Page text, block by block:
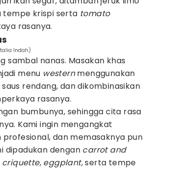
tempe krispi serta tomato
rasanya.
Indah)
sambal nanas. Masakan khas
menu westernmenggunakan
rendang, dan dikombinasikan
rasanya.
bumbunya, sehingga cita rasa
Kami ingin mengangkat
dan memasaknya pun
dipadukan dengan carrot and
, eggplant, serta tempe